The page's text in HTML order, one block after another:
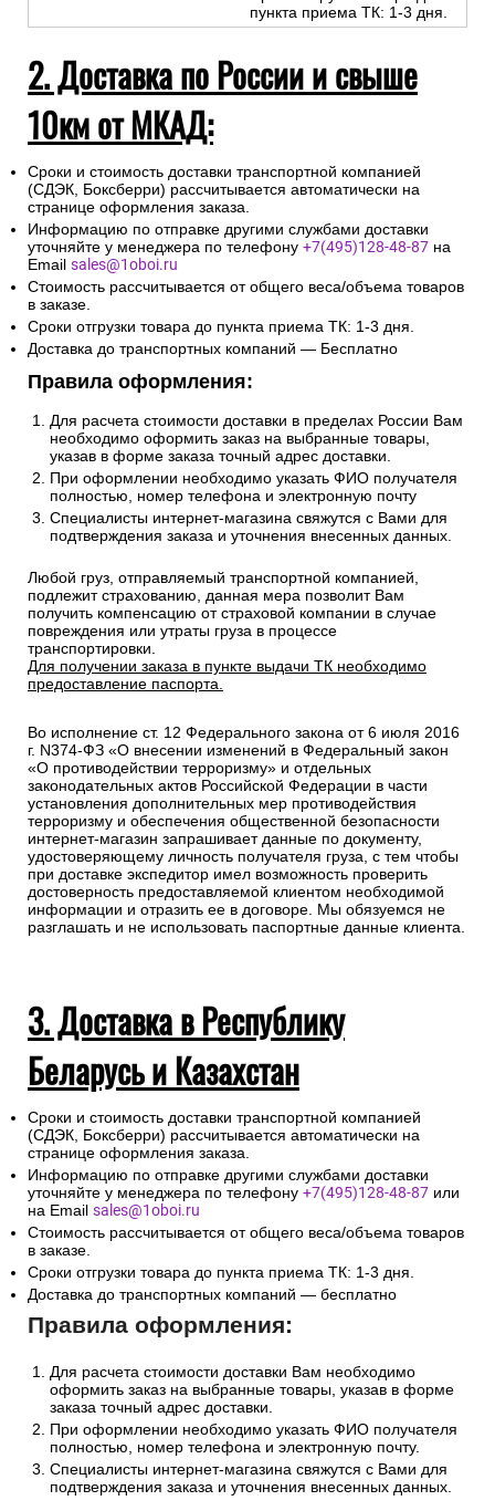
пункта приема ТК: 1-3 дня.
2. Доставка по России и свыше
10км от МКАД:
Сроки и стоимость доставки транспортной компанией
(СДЭК, Боксберри) рассчитывается автоматически на
странице оформления заказа.
Информацию по отправке другими службами доставки
уточняйте у менеджера по телефону +7(495)128-48-87 на
Email sales@1oboi.ru
Стоимость рассчитывается от общего веса/объема товаров
в заказе.
Сроки отгрузки товара до пункта приема ТК: 1-3 дня.
Доставка до транспортных компаний — Бесплатно
Правила оформления:
Для расчета стоимости доставки в пределах России Вам
необходимо оформить заказ на выбранные товары,
указав в форме заказа точный адрес доставки.
При оформлении необходимо указать ФИО получателя
полностью, номер телефона и электронную почту
Специалисты интернет-магазина свяжутся с Вами для
подтверждения заказа и уточнения внесенных данных.
Любой груз, отправляемый транспортной компанией,
подлежит страхованию, данная мера позволит Вам
получить компенсацию от страховой компании в случае
повреждения или утраты груза в процессе
транспортировки.
Для получении заказа в пункте выдачи ТК необходимо
предоставление паспорта.
Во исполнение ст. 12 Федерального закона от 6 июля 2016
г. N374-ФЗ «О внесении изменений в Федеральный закон
«О противодействии терроризму» и отдельных
законодательных актов Российской Федерации в части
установления дополнительных мер противодействия
терроризму и обеспечения общественной безопасности
интернет-магазин запрашивает данные по документу,
удостоверяющему личность получателя груза, с тем чтобы
при доставке экспедитор имел возможность проверить
достоверность предоставляемой клиентом необходимой
информации и отразить ее в договоре. Мы обязуемся не
разглашать и не использовать паспортные данные клиента.
3. Доставка в Республику
Беларусь и Казахстан
Сроки и стоимость доставки транспортной компанией
(СДЭК, Боксберри) рассчитывается автоматически на
странице оформления заказа.
Информацию по отправке другими службами доставки
уточняйте у менеджера по телефону +7(495)128-48-87 или
на Email sales@1oboi.ru
Стоимость рассчитывается от общего веса/объема товаров
в заказе.
Сроки отгрузки товара до пункта приема ТК: 1-3 дня.
Доставка до транспортных компаний — бесплатно
Правила оформления:
Для расчета стоимости доставки Вам необходимо
оформить заказ на выбранные товары, указав в форме
заказа точный адрес доставки.
При оформлении необходимо указать ФИО получателя
полностью, номер телефона и электронную почту.
Специалисты интернет-магазина свяжутся с Вами для
подтверждения заказа и уточнения внесенных данных.